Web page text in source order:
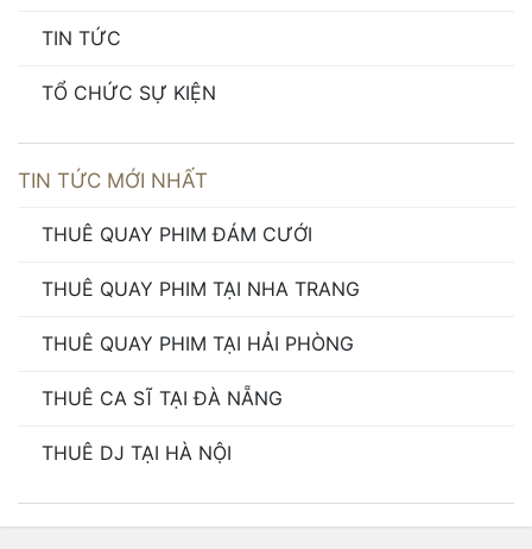
TIN TỨC
TỔ CHỨC SỰ KIỆN
TIN TỨC MỚI NHẤT
THUÊ QUAY PHIM ĐÁM CƯỚI
THUÊ QUAY PHIM TẠI NHA TRANG
THUÊ QUAY PHIM TẠI HẢI PHÒNG
THUÊ CA SĨ TẠI ĐÀ NẴNG
THUÊ DJ TẠI HÀ NỘI